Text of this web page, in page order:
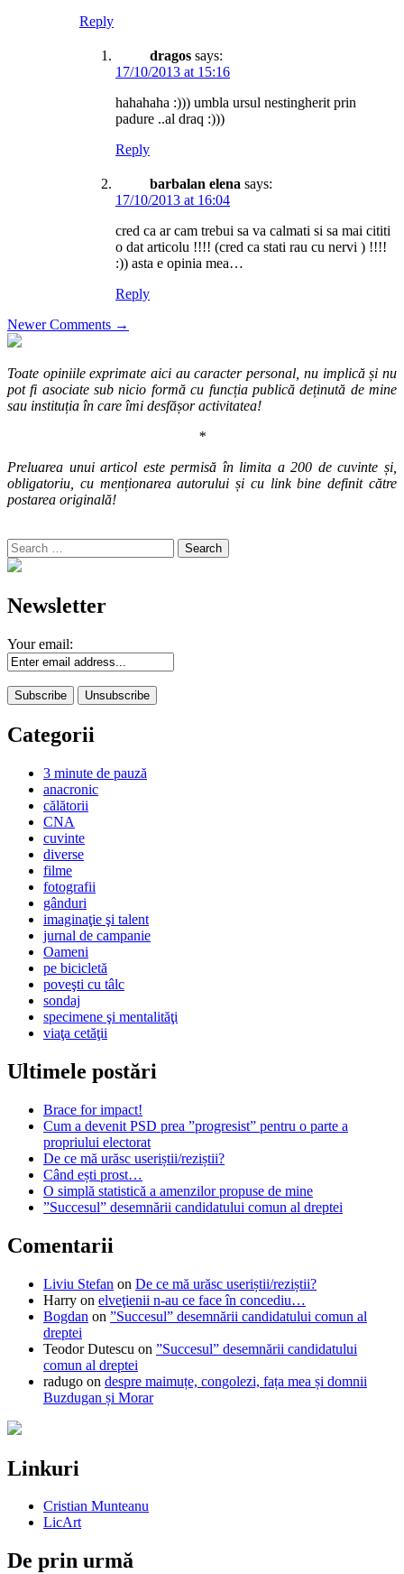
Reply
dragos says:
17/10/2013 at 15:16
hahahaha :))) umbla ursul nestingherit prin
padure ..al draq :)))
Reply
barbalan elena says:
17/10/2013 at 16:04
cred ca ar cam trebui sa va calmati si sa mai cititi
o dat articolu !!!! (cred ca stati rau cu nervi ) !!!!
:)) asta e opinia mea…
Reply
Comment
navigation
Newer Comments →
Toate opiniile exprimate aici au caracter personal, nu implică și nu
pot fi asociate sub nicio formă cu funcția publică deținută de mine
sau instituția în care îmi desfășor activitatea!
*
Preluarea unui articol este permisă în limita a 200 de cuvinte și,
obligatoriu, cu menționarea autorului și cu link bine definit către
postarea originală!
Search
for:
Newsletter
Your email:
Categorii
3 minute de pauză
anacronic
călătorii
CNA
cuvinte
diverse
filme
fotografii
gânduri
imaginaţie şi talent
jurnal de campanie
Oameni
pe bicicletă
poveşti cu tâlc
sondaj
specimene şi mentalităţi
viaţa cetăţii
Ultimele postări
Brace for impact!
Cum a devenit PSD prea ”progresist” pentru o parte a
propriului electorat
De ce mă urăsc useriștii/reziștii?
Când ești prost…
O simplă statistică a amenzilor propuse de mine
”Succesul” desemnării candidatului comun al dreptei
Comentarii
Liviu Stefan on De ce mă urăsc useriștii/reziștii?
Harry on elveţienii n-au ce face în concediu…
Bogdan on ”Succesul” desemnării candidatului comun al
dreptei
Teodor Dutescu on ”Succesul” desemnării candidatului
comun al dreptei
radugo on despre maimuțe, congolezi, fața mea și domnii
Buzdugan și Morar
Linkuri
Cristian Munteanu
LicArt
De prin urmă